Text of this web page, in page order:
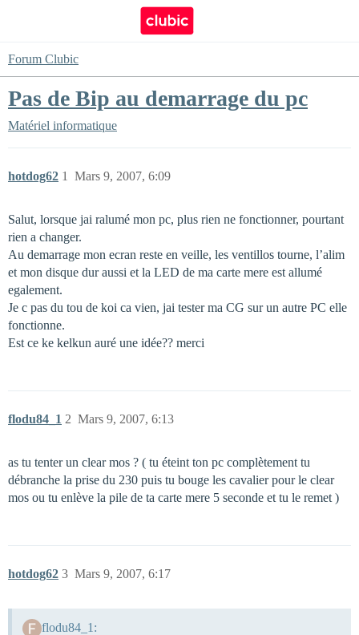
Forum Clubic
Pas de Bip au demarrage du pc
Matériel informatique
hotdog62 Mars 9, 2007, 6:09
1
Salut, lorsque jai ralumé mon pc, plus rien ne fonctionner, pourtant
rien a changer.
Au demarrage mon ecran reste en veille, les ventillos tourne, l’alim
et mon disque dur aussi et la LED de ma carte mere est allumé
egalement.
Je c pas du tou de koi ca vien, jai tester ma CG sur un autre PC elle
fonctionne.
Est ce ke kelkun auré une idée?? merci
flodu84_1 Mars 9, 2007, 6:13
2
as tu tenter un clear mos ? ( tu éteint ton pc complètement tu
débranche la prise du 230 puis tu bouge les cavalier pour le clear
mos ou tu enlève la pile de ta carte mere 5 seconde et tu le remet )
hotdog62 Mars 9, 2007, 6:17
3
flodu84_1: